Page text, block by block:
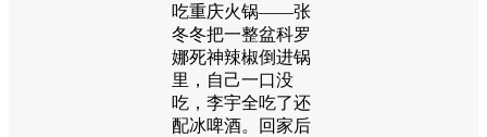
吃重庆火锅——张
冬冬把一整盆科罗
娜死神辣椒倒进锅
里，自己一口没
吃，李宇全吃了还
配冰啤酒。回家后